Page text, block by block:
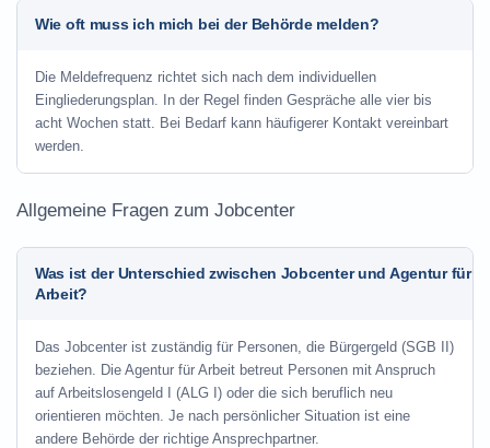
Wie oft muss ich mich bei der Behörde melden?
Die Meldefrequenz richtet sich nach dem individuellen
Eingliederungsplan. In der Regel finden Gespräche alle vier bis
acht Wochen statt. Bei Bedarf kann häufigerer Kontakt vereinbart
werden.
Allgemeine Fragen zum Jobcenter
Was ist der Unterschied zwischen Jobcenter und Agentur für
Arbeit?
Das Jobcenter ist zuständig für Personen, die Bürgergeld (SGB II)
beziehen. Die Agentur für Arbeit betreut Personen mit Anspruch
auf Arbeitslosengeld I (ALG I) oder die sich beruflich neu
orientieren möchten. Je nach persönlicher Situation ist eine
andere Behörde der richtige Ansprechpartner.